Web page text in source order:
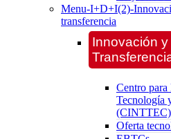
Menu-I+D+I(2)-
transferencia
Innovación y
Centro para
Tecnología
(CINTTEC)
Oferta